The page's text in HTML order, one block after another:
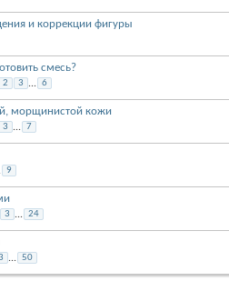
и коррекции фигуры
смесь?
2 3 ... 6
морщинистой кожи
3 ... 7
9
3 ... 24
... 50